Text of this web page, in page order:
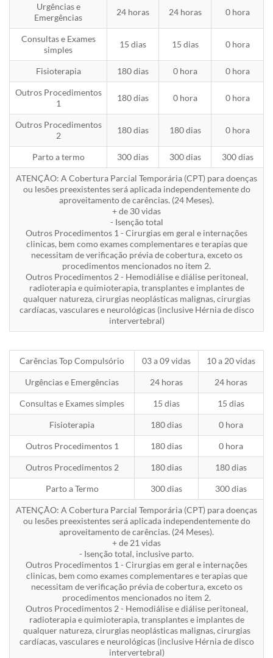
Urgências e
Emergências
24 horas 24 horas 0 hora
Consultas e Exames
simples
15 dias 15 dias 0 hora
Fisioterapia 180 dias 0 hora 0 hora
Outros Procedimentos
1
180 dias 0 hora 0 hora
Outros Procedimentos
2
180 dias 180 dias 0 hora
Parto a termo 300 dias 300 dias 300 dias
ATENÇÃO: A Cobertura Parcial Temporária (CPT) para doenças
ou lesões preexistentes será aplicada independentemente do
aproveitamento de carências. (24 Meses).
+ de 30 vidas
- Isenção total
Outros Procedimentos 1 - Cirurgias em geral e internações
clinicas, bem como exames complementares e terapias que
necessitam de verificação prévia de cobertura, exceto os
procedimentos mencionados no item 2.
Outros Procedimentos 2 - Hemodiálise e diálise peritoneal,
radioterapia e quimioterapia, transplantes e implantes de
qualquer natureza, cirurgias neoplásticas malignas, cirurgias
cardíacas, vasculares e neurológicas (inclusive Hérnia de disco
intervertebral)
Carências Top Compulsório 03 a 09 vidas 10 a 20 vidas
Urgências e Emergências 24 horas 24 horas
Consultas e Exames simples 15 dias 15 dias
Fisioterapia 180 dias 0 hora
Outros Procedimentos 1 180 dias 0 hora
Outros Procedimentos 2 180 dias 180 dias
Parto a Termo 300 dias 300 dias
ATENÇÃO: A Cobertura Parcial Temporária (CPT) para doenças
ou lesões preexistentes será aplicada independentemente do
aproveitamento de carências. (24 Meses).
+ de 21 vidas
- Isenção total, inclusive parto.
Outros Procedimentos 1 - Cirurgias em geral e internações
clinicas, bem como exames complementares e terapias que
necessitam de verificação prévia de cobertura, exceto os
procedimentos mencionados no item 2.
Outros Procedimentos 2 - Hemodiálise e diálise peritoneal,
radioterapia e quimioterapia, transplantes e implantes de
qualquer natureza, cirurgias neoplásticas malignas, cirurgias
cardíacas, vasculares e neurológicas (inclusive Hérnia de disco
intervertebral)